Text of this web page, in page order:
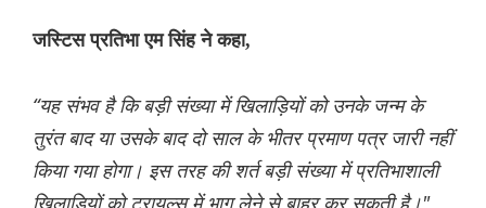
जस्टिस प्रतिभा एम सिंह ने कहा,
“यह संभव है कि बड़ी संख्या में खिलाड़ियों को उनके जन्म के
तुरंत बाद या उसके बाद दो साल के भीतर प्रमाण पत्र जारी नहीं
किया गया होगा। इस तरह की शर्त बड़ी संख्या में प्रतिभाशाली
खिलाड़ियों को ट्रायल्स में भाग लेने से बाहर कर सकती है।"